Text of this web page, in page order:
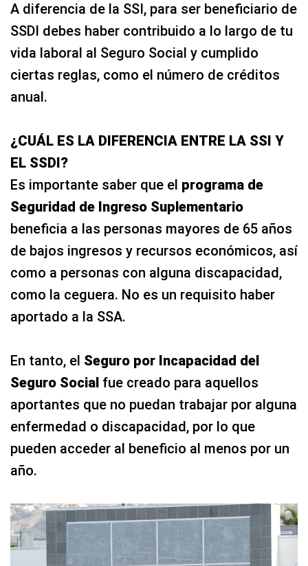
A diferencia de la SSI, para ser beneficiario de
SSDI debes haber contribuido a lo largo de tu
vida laboral al Seguro Social y cumplido
ciertas reglas, como el número de créditos
anual.
¿CUÁL ES LA DIFERENCIA ENTRE LA SSI Y
EL SSDI?
Es importante saber que el programa de
Seguridad de Ingreso Suplementario
beneficia a las personas mayores de 65 años
de bajos ingresos y recursos económicos, así
como a personas con alguna discapacidad,
como la ceguera. No es un requisito haber
aportado a la SSA.
En tanto, el Seguro por Incapacidad del
Seguro Social fue creado para aquellos
aportantes que no puedan trabajar por alguna
enfermedad o discapacidad, por lo que
pueden acceder al beneficio al menos por un
año.